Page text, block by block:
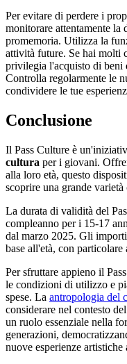
Per evitare di perdere i
monitorare attentamente la
promemoria. Utilizza la
attività future. Se hai molti
privilegia l'acquisto di beni
Controlla regolarmente le
condividere le tue
Conclusione
Il Pass Culture è
cultura per i giovani.
alla loro età, questo
scoprire una grande varietà
La durata di validità del
compleanno per i 15-17
dal marzo 2025. Gli
base all'età, con
Per sfruttare appieno il
le condizioni di utilizzo e
spese. La antropologia del
considerare nel contesto
un ruolo essenziale nella
generazioni,
nuove esperienze artistiche